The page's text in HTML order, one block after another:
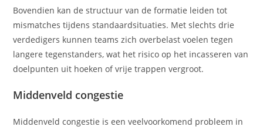
Bovendien kan de structuur van de formatie leiden tot
mismatches tijdens standaardsituaties. Met slechts drie
verdedigers kunnen teams zich overbelast voelen tegen
langere tegenstanders, wat het risico op het incasseren van
doelpunten uit hoeken of vrije trappen vergroot.
Middenveld congestie
Middenveld congestie is een veelvoorkomend probleem in